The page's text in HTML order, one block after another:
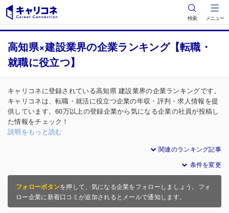
検索 メニュー
高知県×建設業界の企業ランキング【転職・
就職に役立つ】
キャリコネに登録されている高知県 建設業界の企業ランキングです。
キャリコネは、転職・就活に役立つ企業の年収・評判・求人情報を提
供しています。60万以上の登録企業から気になる企業の社員が投稿し
た情報をチェック！
説明をもっと読む
関連のランキング記事
条件を変更
フォローボタンを押して、気になる企業をフォローしましょう。フォ
ロー企業に新着口コミが追加されるとメールで通知します。